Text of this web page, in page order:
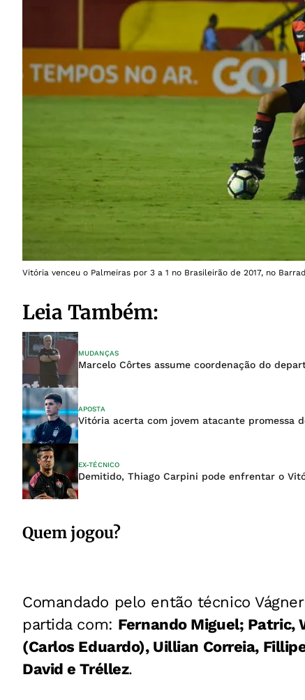
Vitória venceu o Palmeiras por 3 a 1 no Brasileirão de 2017, no
Leia Também:
MUDANÇAS
Marcelo Côrtes assume coordenação do
APOSTA
Vitória acerta com jovem atacante promessa
EX-TÉCNICO
Demitido, Thiago Carpini pode enfrentar o
Quem jogou?
Comandado pelo então técnico
partida com: Fernando Miguel; Patric,
(Carlos Eduardo), Uillian Correia,
David e Tréllez.